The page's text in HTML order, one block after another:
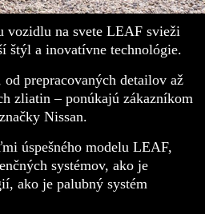
vozidlu na svete LEAF svieži
štýl a inovatívne technológie.
prepracovaných detailov až
zliatin –ponúkajú zákazníkom
Nissan.
úspešného modelu LEAF,
systémov, ako je
ako je palubný systém